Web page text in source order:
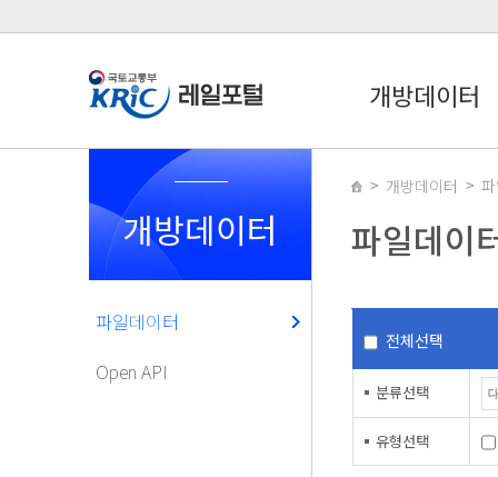
개방데이터
개방데이터
파일데이터
Open API
개방데이터
파일데이
전체선택
분류선택
유형선택